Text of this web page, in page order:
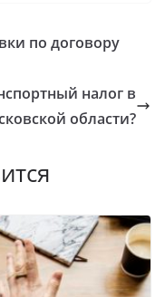
по договору
налог в
области?